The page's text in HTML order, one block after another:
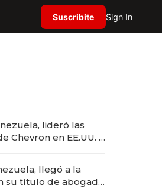
Suscribite Sign In
lideró las
Chevron en EE.UU. y
llegó a la
su título de abogado